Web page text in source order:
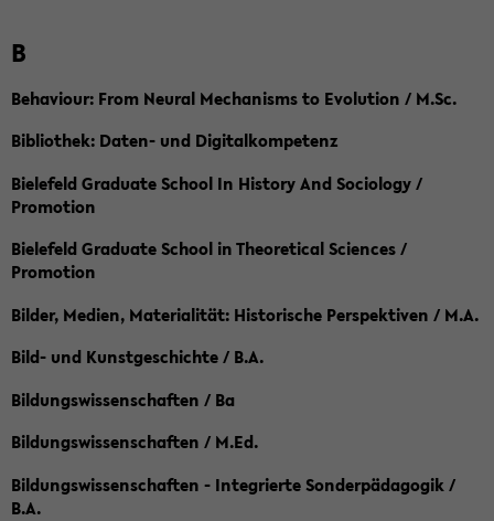
B
Behaviour: From Neural Mechanisms to Evolution / M.Sc.
Bibliothek: Daten- und Digitalkompetenz
Bielefeld Graduate School In History And Sociology /
Promotion
Bielefeld Graduate School in Theoretical Sciences /
Promotion
Bilder, Medien, Materialität: Historische Perspektiven / M.A.
Bild- und Kunstgeschichte / B.A.
Bildungswissenschaften / Ba
Bildungswissenschaften / M.Ed.
Bildungswissenschaften - Integrierte Sonderpädagogik /
B.A.